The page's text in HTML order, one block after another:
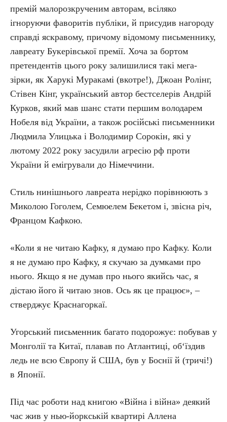
премій малорозкрученим авторам, всіляко
ігноруючи фаворитів публіки, й присудив нагороду
справді яскравому, причому відомому письменнику,
лавреату Букерівської премії. Хоча за бортом
претендентів цього року залишилися такі мега-
зірки, як Харукі Муракамі (вкотре!), Джоан Ролінг,
Стівен Кінг, український автор бестселерів Андрій
Курков, який мав шанс стати першим володарем
Нобеля від України, а також російські письменники
Людмила Улицька і Володимир Сорокін, які у
лютому 2022 року засудили агресію рф проти
України й емігрували до Німеччини.
Стиль нинішнього лавреата нерідко порівнюють з
Миколою Гоголем, Семюелем Бекетом і, звісна річ,
Францом Кафкою.
«Коли я не читаю Кафку, я думаю про Кафку. Коли
я не думаю про Кафку, я скучаю за думками про
нього. Якщо я не думав про нього якийсь час, я
дістаю його й читаю знов. Ось як це працює», –
стверджує Краснагоркаї.
Угорський письменник багато подорожує: побував у
Монголії та Китаї, плавав по Атлантиці, об‘їздив
ледь не всю Європу й США, був у Боснії й (тричі!)
в Японії.
Під час роботи над книгою «Війна і війна» деякий
час жив у нью-йоркській квартирі Аллена